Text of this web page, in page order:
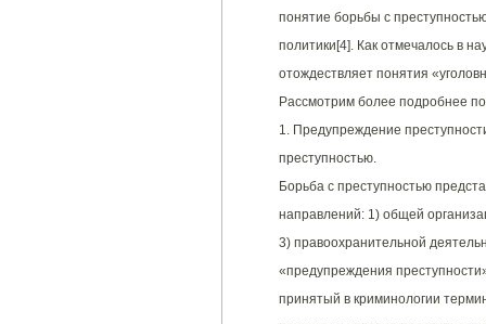
понятие борьбы с
политики[4]. Как отмечалось в
отождествляет понятия
Рассмотрим более подробнее
1. Предупреждение
преступностью.
Борьба с преступностью
направлений: 1) общей
3) правоохранительной
«предупреждения
принятый в криминологии